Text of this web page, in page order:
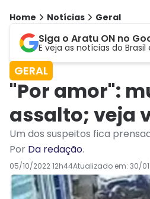
Home Notícias Geral
Siga o Aratu ON no
E veja as notícias do
GERAL
"Por amor":
assalto; veja
Um dos suspeitos fica
Por Da redação.
05/10/2022 12h44Atualizado em: 30/